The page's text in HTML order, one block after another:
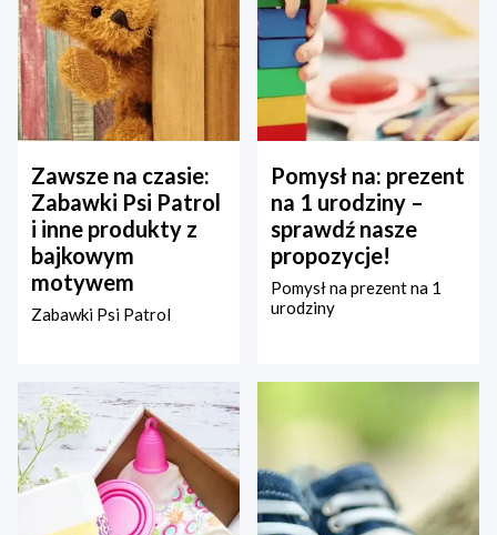
Zawsze na czasie:
Zabawki Psi Patrol
i inne produkty z
bajkowym
motywem
Zabawki Psi Patrol
Pomysł na: prezent
na 1 urodziny –
sprawdź nasze
propozycje!
Pomysł na prezent na 1
urodziny